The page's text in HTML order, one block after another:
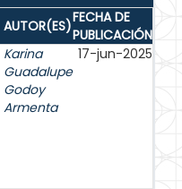
AUTOR(ES)FECHA DE
PUBLICACIÓN
Karina
Guadalupe
Godoy
Armenta
17-jun-2025